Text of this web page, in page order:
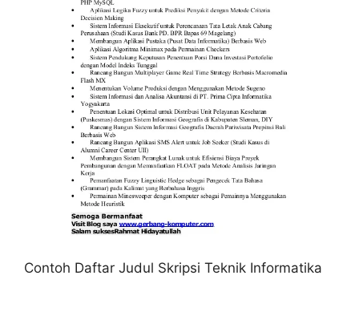
Contoh Daftar Judul Skripsi Teknik Informatika